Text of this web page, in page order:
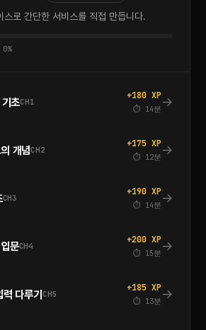
로 간단한 서비스를 직접 만듭니다.
초CH1
+180 XP
⏱ 14분 →
개념CH2
+175 XP
⏱ 12분 →
CH3
+190 XP
⏱ 14분 →
문CH4
+200 XP
⏱ 15분 →
다루기CH5
+185 XP
⏱ 13분 →